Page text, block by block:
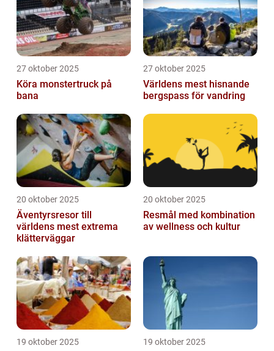
27 oktober 2025
Köra monstertruck på
bana
27 oktober 2025
Världens mest hisnande
bergspass för vandring
20 oktober 2025
Äventyrsresor till
världens mest extrema
klätterväggar
20 oktober 2025
Resmål med kombination
av wellness och kultur
19 oktober 2025 19 oktober 2025